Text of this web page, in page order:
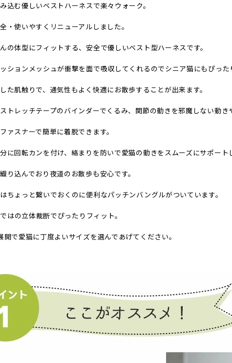
込む優しいベストハーネスで楽々ウォーク。
・使いやすくリニューアルしました。
の体型にフィットする、安全で優しいベスト型ハーネスです。
ションメッシュが衝撃を面で吸収してくれるのでシニア猫にもぴった
た肌触りで、通気性もよく快適にお散歩することが出来ます。
トレッチテープのバインダーでくるみ、関節の動きを邪魔しない動き
ァスナーで簡単に着脱できます。
に回転カンを付け、絡まりを防いで愛猫の動きをスムーズにサポート
り込んでおり夜道のお散歩も安心です。
ちょっと繋いでおくのに便利なパッチンバングルがついています。
はの立体裁断でぴったりフィット。
開で愛猫に丁度よいサイズを選んであげてください。